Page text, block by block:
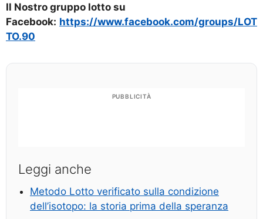
Il Nostro gruppo lotto su
Facebook: https://www.facebook.com/groups/LOT
TO.90
PUBBLICITÀ
Leggi anche
Metodo Lotto verificato sulla condizione
dell’isotopo: la storia prima della speranza